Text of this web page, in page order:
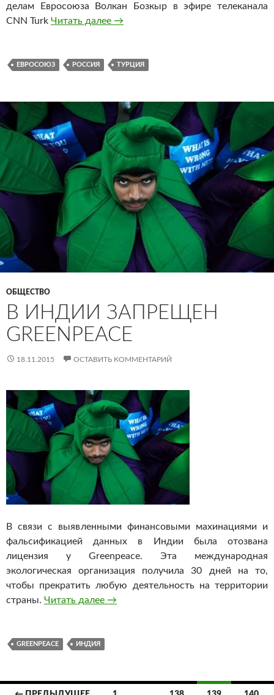
делам Евросоюза Волкан Бозкыр в эфире телеканала
CNN Turk Читать далее Турецкий министр назвал
→
ЕВРОСОЮЗ РОССИЯ ТУРЦИЯ
ОБЩЕСТВО
В ИНДИИ ЗАПРЕЩЕН
GREENPEACE
18.11.2015 ОСТАВИТЬ КОММЕНТАРИЙ
В связи с выявленными финансовыми махинациями и
фальсификацией данных в Индии была отозвана
лицензия у Greenpeace. Эта международная
экологическая организация получила 30 дней на то,
чтобы прекратить любую деятельность на территории
страны. Читать далее В Индии запрещен Greenpeace
→
GREENPEACE ИНДИЯ